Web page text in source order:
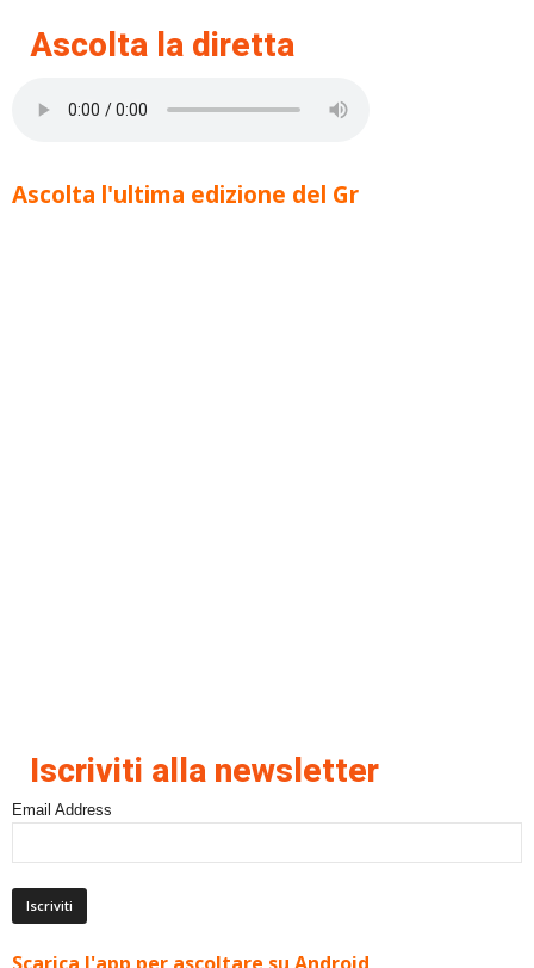
Ascolta la diretta
Ascolta l'ultima edizione del Gr
Iscriviti alla newsletter
Email Address